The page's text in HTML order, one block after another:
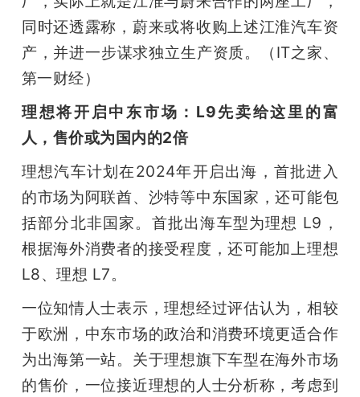
同时还透露称，蔚来或将收购上述江淮汽车资
产，并进一步谋求独立生产资质。（IT之家、
第一财经）
理想将开启中东市场：L9先卖给这里的富
人，售价或为国内的2倍
理想汽车计划在2024年开启出海，首批进入
的市场为阿联酋、沙特等中东国家，还可能包
括部分北非国家。首批出海车型为理想 L9，
根据海外消费者的接受程度，还可能加上理想
L8、理想 L7。
一位知情人士表示，理想经过评估认为，相较
于欧洲，中东市场的政治和消费环境更适合作
为出海第一站。关于理想旗下车型在海外市场
的售价，一位接近理想的人士分析称，考虑到